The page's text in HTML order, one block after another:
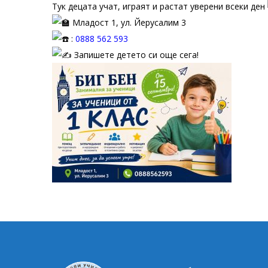
Тук децата учат, играят и растат уверени всеки ден
Младост 1, ул. Йерусалим 3
: 0888 562 593
Запишете детето си още сега!